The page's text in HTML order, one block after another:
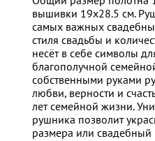
вышивки 19х28.5 см.
самых важных
стиля свадьбы и
несёт в себе символы
благополучной
собственными руками
любви, верности и
лет семейной жизни.
рушника позволит
размера или свадебный